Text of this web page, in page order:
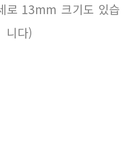
로 13mm 크기도 있습
니다)